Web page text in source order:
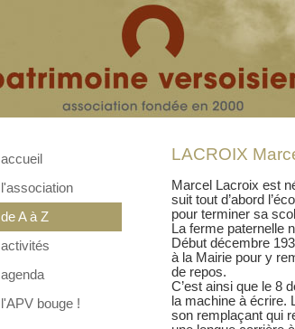
accueil
l'association
de A à Z
activités
agenda
l'APV bouge !
LACROIX
Marcel Lacroix est
suit tout d’abord
pour terminer sa
La ferme paternelle
Début décembre
à la Mairie pour y
de repos.
C’est ainsi que le 8
la machine à écrire.
son remplaçant qui